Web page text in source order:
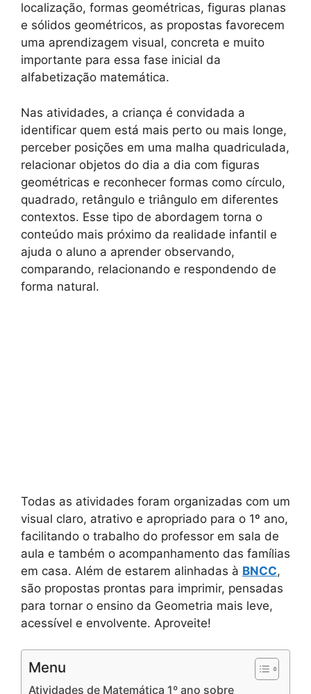
localização, formas geométricas, figuras planas
e sólidos geométricos, as propostas favorecem
uma aprendizagem visual, concreta e muito
importante para essa fase inicial da
alfabetização matemática.
Nas atividades, a criança é convidada a
identificar quem está mais perto ou mais longe,
perceber posições em uma malha quadriculada,
relacionar objetos do dia a dia com figuras
geométricas e reconhecer formas como círculo,
quadrado, retângulo e triângulo em diferentes
contextos. Esse tipo de abordagem torna o
conteúdo mais próximo da realidade infantil e
ajuda o aluno a aprender observando,
comparando, relacionando e respondendo de
forma natural.
Todas as atividades foram organizadas com um
visual claro, atrativo e apropriado para o 1º ano,
facilitando o trabalho do professor em sala de
aula e também o acompanhamento das famílias
em casa. Além de estarem alinhadas à BNCC,
são propostas prontas para imprimir, pensadas
para tornar o ensino da Geometria mais leve,
acessível e envolvente. Aproveite!
Menu
Atividades de Matemática 1º ano sobre